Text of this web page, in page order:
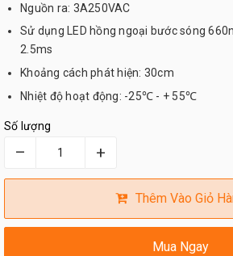
Nguồn ra: 3A250VAC
Sử dụng LED hồng ngoại bước sóng
2.5ms
Khoảng cách phát hiện: 30cm
Nhiệt độ hoạt động: -25℃ - + 55℃
Số lượng
– +
Thêm Vào Giỏ
Mua Ngay